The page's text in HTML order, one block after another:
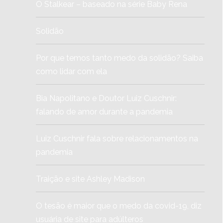
O Stalkear – baseado na série Baby Rena
Solidão
Por que temos tanto medo da solidão? Saiba
como lidar com ela
Bia Napolitano e Doutor Luiz Cuschnir:
falando de amor durante a pandemia
Luiz Cuschnir fala sobre relacionamentos na
pandemia
Traição e site Ashley Madison
O tesão é maior que o medo da covid-19, diz
usuária de site para adúlteros